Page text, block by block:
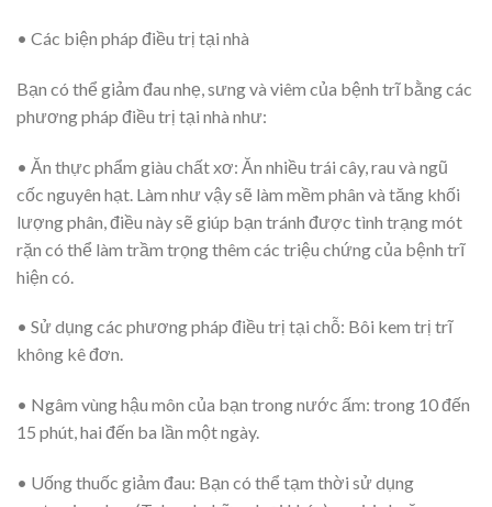
• Các biện pháp điều trị tại nhà
Bạn có thể giảm đau nhẹ, sưng và viêm của bệnh trĩ bằng các
phương pháp điều trị tại nhà như:
• Ăn thực phẩm giàu chất xơ: Ăn nhiều trái cây, rau và ngũ
cốc nguyên hạt. Làm như vậy sẽ làm mềm phân và tăng khối
lượng phân, điều này sẽ giúp bạn tránh được tình trạng mót
rặn có thể làm trầm trọng thêm các triệu chứng của bệnh trĩ
hiện có.
• Sử dụng các phương pháp điều trị tại chỗ: Bôi kem trị trĩ
không kê đơn.
• Ngâm vùng hậu môn của bạn trong nước ấm: trong 10 đến
15 phút, hai đến ba lần một ngày.
• Uống thuốc giảm đau: Bạn có thể tạm thời sử dụng